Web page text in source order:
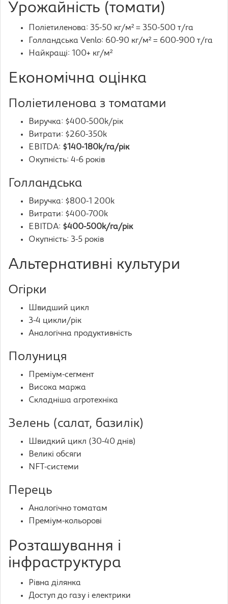
Урожайність (томати)
Поліетиленова: 35-50 кг/м² = 350-500 т/га
Голландська Venlo: 60-90 кг/м² = 600-900 т/га
Найкращі: 100+ кг/м²
Економічна оцінка
Поліетиленова з томатами
Виручка: $400-500k/рік
Витрати: $260-350k
EBITDA: $140-180k/га/рік
Окупність: 4-6 років
Голландська
Виручка: $800-1 200k
Витрати: $400-700k
EBITDA: $400-500k/га/рік
Окупність: 3-5 років
Альтернативні культури
Огірки
Швидший цикл
3-4 цикли/рік
Аналогічна продуктивність
Полуниця
Преміум-сегмент
Висока маржа
Складніша агротехніка
Зелень (салат, базилік)
Швидкий цикл (30-40 днів)
Великі обсяги
NFT-системи
Перець
Аналогічно томатам
Преміум-кольорові
Розташування і
інфраструктура
Рівна ділянка
Доступ до газу і електрики